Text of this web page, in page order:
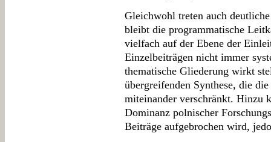
Gleichwohl treten auch
bleibt die programmatische
vielfach auf der Ebene der
Einzelbeiträgen nicht immer
thematische Gliederung wirkt
übergreifenden Synthese, die
miteinander verschränkt. Hinzu
Dominanz polnischer
Beiträge aufgebrochen wird,